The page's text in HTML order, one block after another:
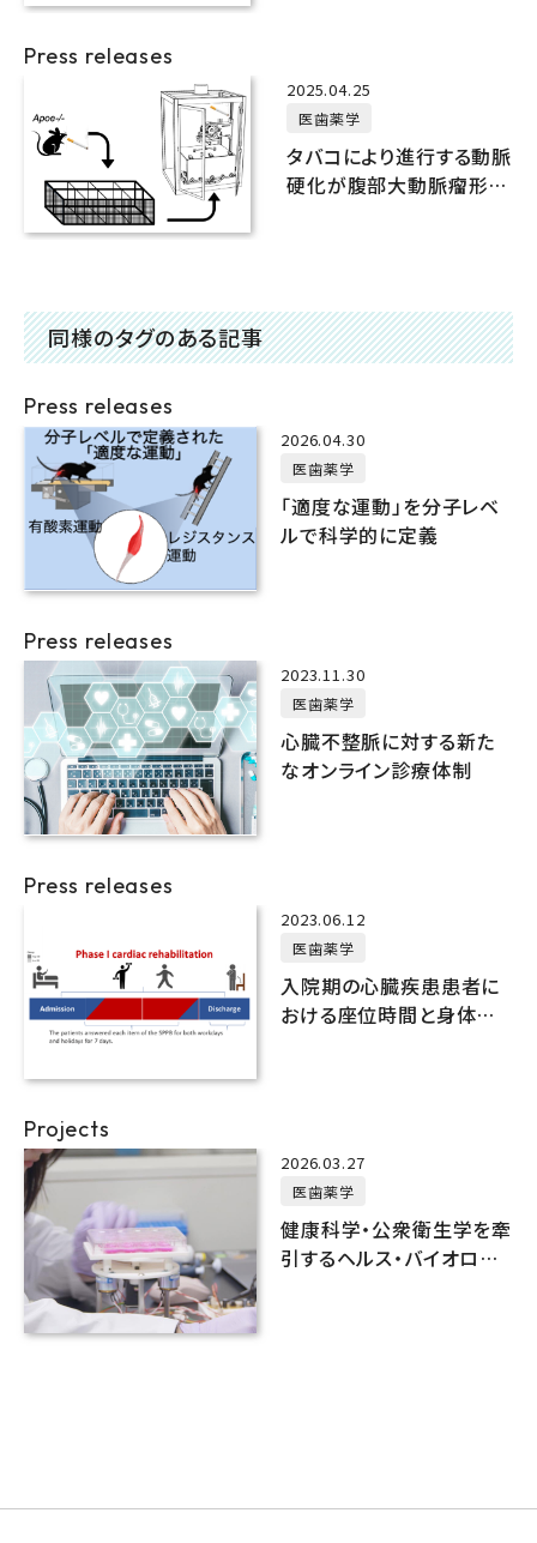
Press releases
2025.04.25
医歯薬学
タバコにより進行する動脈
硬化が腹部大動脈瘤形成
同様のタグのある記事
Press releases
2026.04.30
医歯薬学
「適度な運動」を分子レベ
ルで科学的に定義
Press releases
2023.11.30
医歯薬学
心臓不整脈に対する新た
なオンライン診療体制
Press releases
2023.06.12
医歯薬学
入院期の心臓疾患患者に
おける座位時間と身体機
Projects
2026.03.27
医歯薬学
健康科学・公衆衛生学を牽
引するヘルス・バイオロジ